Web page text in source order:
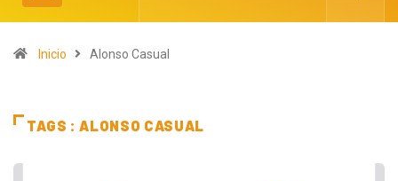
Inicio Alonso Casual
TAGS : ALONSO CASUAL